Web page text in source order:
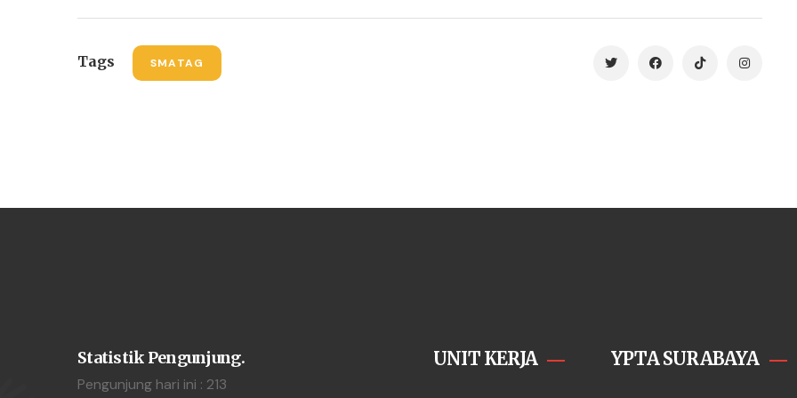
Tags SMATAG
Statistik Pengunjung.
Pengunjung hari ini : 213
UNIT KERJA YPTA SURABAYA